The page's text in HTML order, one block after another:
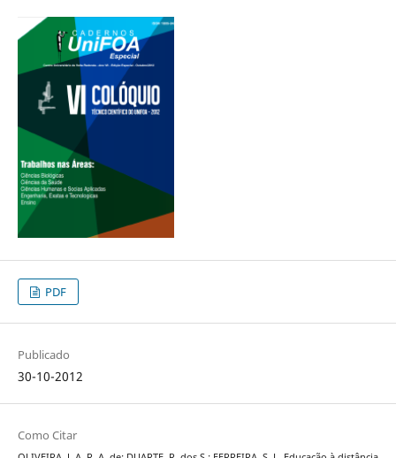
PDF
Publicado
30-10-2012
Como Citar